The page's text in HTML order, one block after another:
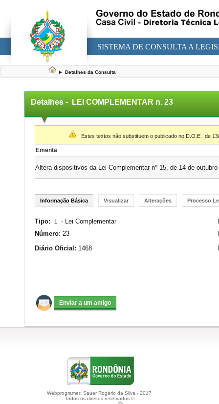
SISTEMA DE CONSULTA A
► Detalhes da Consulta
Detalhes - LEI COMPLEMENTAR n. 23
▼
Estes textos não substituem o publicado no D.O.E. de
Ementa
Altera dispositivos da Lei Complementar nº 15, de 14 de
Informação Básica Visualizar Alterações Processo
Tipo: 1 - Lei Complementar
Número: 23
Diário Oficial: 1468
Webprogramer: Sauer Rogério da Silva - 2017
Todos os direitos reservados ©.